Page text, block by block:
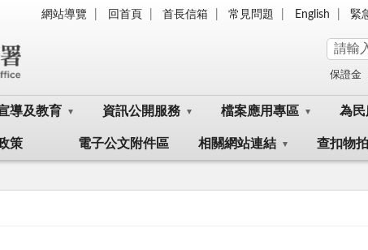
網站導覽 回首頁 首長信箱 常見問題 English 緊
保證金
導及教育 資訊公開服務 檔案應用專區 為民
策 電子公文附件區 相關網站連結 查扣物